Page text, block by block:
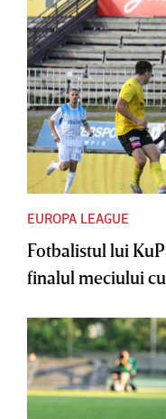
EUROPA LEAGUE
Fotbalistul lui
finalul meciului